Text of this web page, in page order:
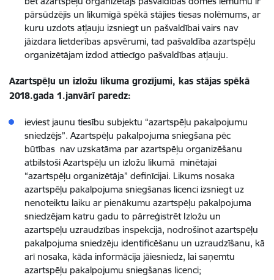
pārsūdzējis un likumīgā spēkā stājies tiesas nolēmums, ar
kuru uzdots atļauju izsniegt un pašvaldībai vairs nav
jāizdara lietderības apsvērumi, tad pašvaldība azartspēļu
organizētājam izdod attiecīgo pašvaldības atļauju.
Azartspēļu un izložu likuma grozījumi, kas stājas spēkā
2018.gada 1.janvārī paredz:
ieviest jaunu tiesību subjektu “azartspēļu pakalpojumu
sniedzējs”. Azartspēļu pakalpojuma sniegšana pēc
būtības nav uzskatāma par azartspēļu organizēšanu
atbilstoši Azartspēļu un izložu likumā minētajai
“azartspēļu organizētāja” definīcijai. Likums nosaka
azartspēļu pakalpojuma sniegšanas licenci izsniegt uz
nenoteiktu laiku ar pienākumu azartspēļu pakalpojuma
sniedzējam katru gadu to pārreģistrēt Izložu un
azartspēļu uzraudzības inspekcijā, nodrošinot azartspēļu
pakalpojuma sniedzēju identificēšanu un uzraudzīšanu, kā
arī nosaka, kāda informācija jāiesniedz, lai saņemtu
azartspēļu pakalpojumu sniegšanas licenci;